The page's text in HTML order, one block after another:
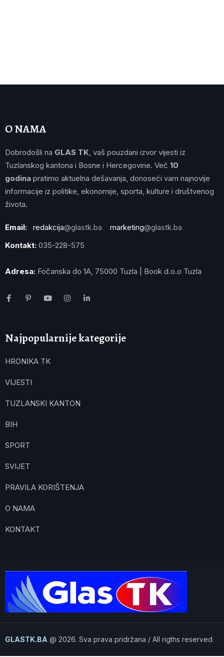
O NAMA
Dobrodošli na GLAS TK, vaš pouzdani izvor vijesti iz
Tuzlanskog kantona i Bosne i Hercegovine. Već 10
godina pratimo aktuelna dešavanja, donoseći vam najnovije
informacije iz politike, ekonomije, sporta, kulture i društvenog
života.
Email: redakcija@glastk.ba marketing@glastk.ba
Kontakt: 035-228-575
Adresa: Fočanska do 1A, 75000 Tuzla | Book d.o.o Tuzla
Najpopularnije kategorije
HRONIKA TK
VIJESTI
TUZLANSKI KANTON
BIH
SPORT
SVIJET
PRAVILA KORIŠTENJA
O NAMA
KONTAKT
GLASTK.BA @ 2026. Sva prava pridržana / All rigths reserved